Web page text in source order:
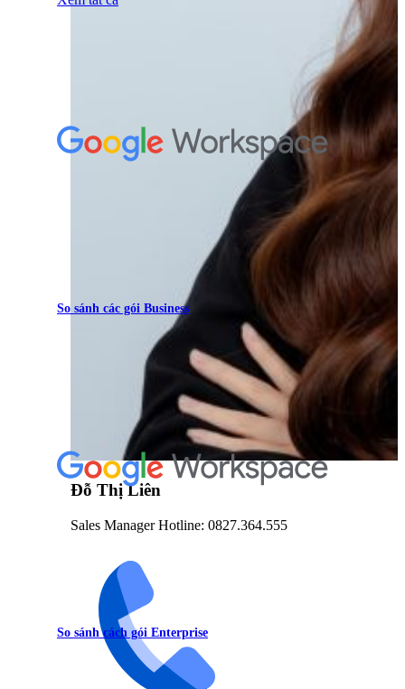
Đỗ Thị Liên
Sales Manager Hotline: 0827.364.555
So sánh các gói Business
So sánh cách gói Enterprise